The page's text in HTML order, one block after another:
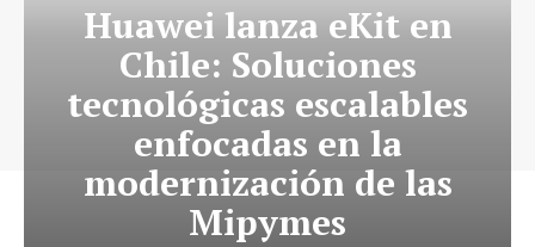
Huawei lanza eKit en
Chile: Soluciones
tecnológicas escalables
enfocadas en la
modernización de las
Mipymes